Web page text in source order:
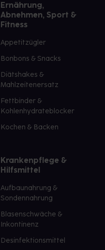
Ernährung,
Abnehmen, Sport &
Fitness
Appetitzügler
Bonbons & Snacks
Diätshakes &
Mahlzeitenersatz
Fettbinder &
Kohlenhydrateblocker
Kochen & Backen
Krankenpflege &
Hilfsmittel
Aufbaunahrung &
Sondennahrung
Blasenschwäche &
Inkontinenz
Desinfektionsmittel